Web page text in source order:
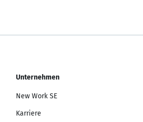
Unternehmen
New Work SE
Karriere